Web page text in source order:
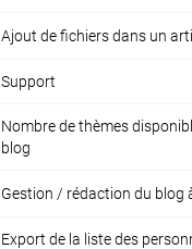
Ajout de fichiers dans un
Support
Nombre de thèmes
blog
Gestion / rédaction du blog
Export de la liste des